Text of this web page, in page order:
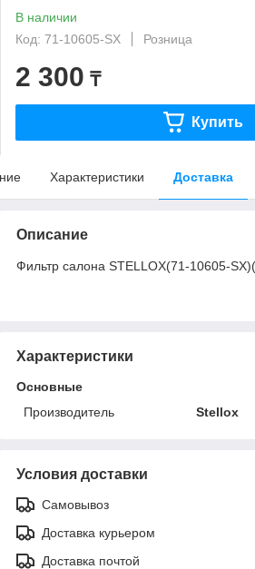
В наличии
Код: 71-10605-SX
Розница
2 300 ₸
Купить
Характеристики Доставка
Описание
Фильтр салона STELLOX(71-10605-
Характеристики
Основные
Производитель
Stellox
Условия доставки
Самовывоз
Доставка курьером
Доставка почтой